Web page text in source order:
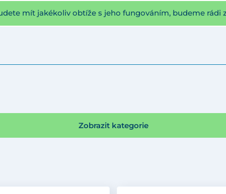
mít jakékoliv obtíže s jeho fungováním, budeme rádi
Zobrazit kategorie